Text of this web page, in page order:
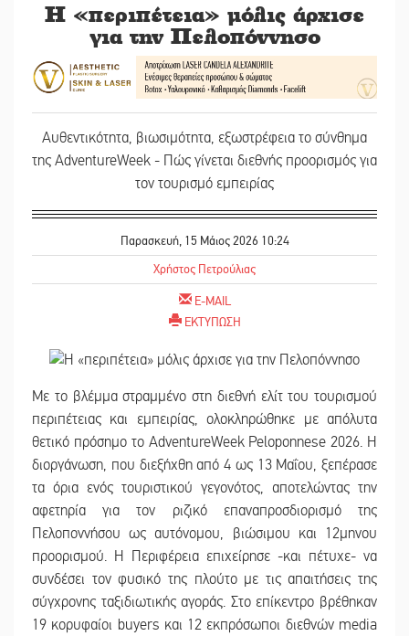
Η «περιπέτεια» μόλις άρχισε
για την Πελοπόννησο
Αυθεντικότητα, βιωσιμότητα, εξωστρέφεια το σύνθημα
της AdventureWeek - Πώς γίνεται διεθνής προορισμός για
τον τουρισμό εμπειρίας
Παρασκευή, 15 Μάιος 2026 10:24
Χρήστος Πετρούλιας
E-MAIL
ΕΚΤΥΠΩΣΗ
Με το βλέμμα στραμμένο στη διεθνή ελίτ του τουρισμού
περιπέτειας και εμπειρίας, ολοκληρώθηκε με απόλυτα
θετικό πρόσημο το AdventureWeek Peloponnese 2026. Η
διοργάνωση, που διεξήχθη από 4 ως 13 Μαΐου, ξεπέρασε
τα όρια ενός τουριστικού γεγονότος, αποτελώντας την
αφετηρία για τον ριζικό επαναπροσδιορισμό της
Πελοποννήσου ως αυτόνομου, βιώσιμου και 12μηνου
προορισμού. Η Περιφέρεια επιχείρησε -και πέτυχε- να
συνδέσει τον φυσικό της πλούτο με τις απαιτήσεις της
σύγχρονης ταξιδιωτικής αγοράς. Στο επίκεντρο βρέθηκαν
19 κορυφαίοι buyers και 12 εκπρόσωποι διεθνών media